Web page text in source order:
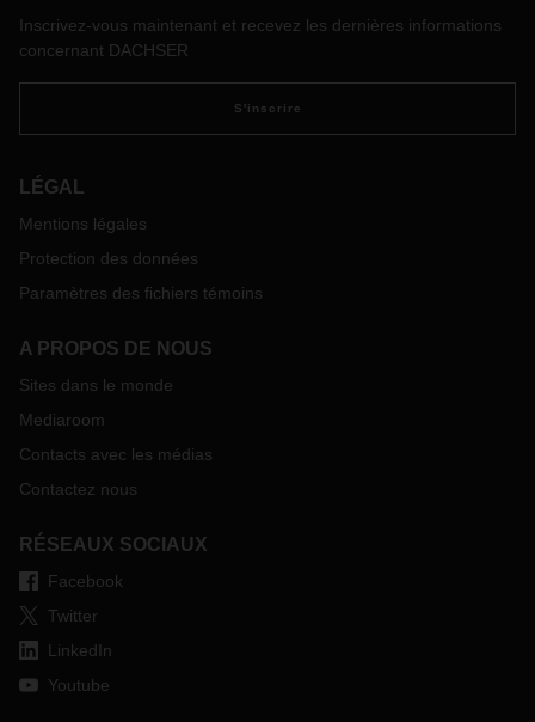
Inscrivez-vous maintenant et recevez les dernières informations
concernant DACHSER
S'inscrire
LÉGAL
Mentions légales
Protection des données
Paramètres des fichiers témoins
A PROPOS DE NOUS
Sites dans le monde
Mediaroom
Contacts avec les médias
Contactez nous
RÉSEAUX SOCIAUX
Facebook
Twitter
LinkedIn
Youtube